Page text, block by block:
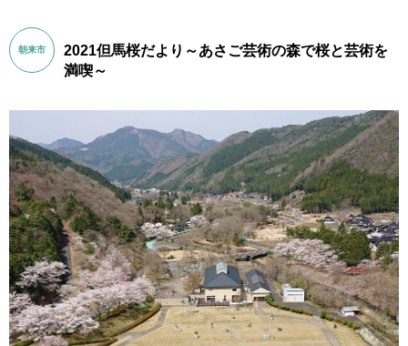
朝来市
2021但馬桜だより～あさご芸術の森で桜と芸術を
満喫～